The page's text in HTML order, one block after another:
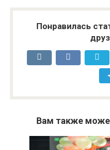
Понравилась
Вам также